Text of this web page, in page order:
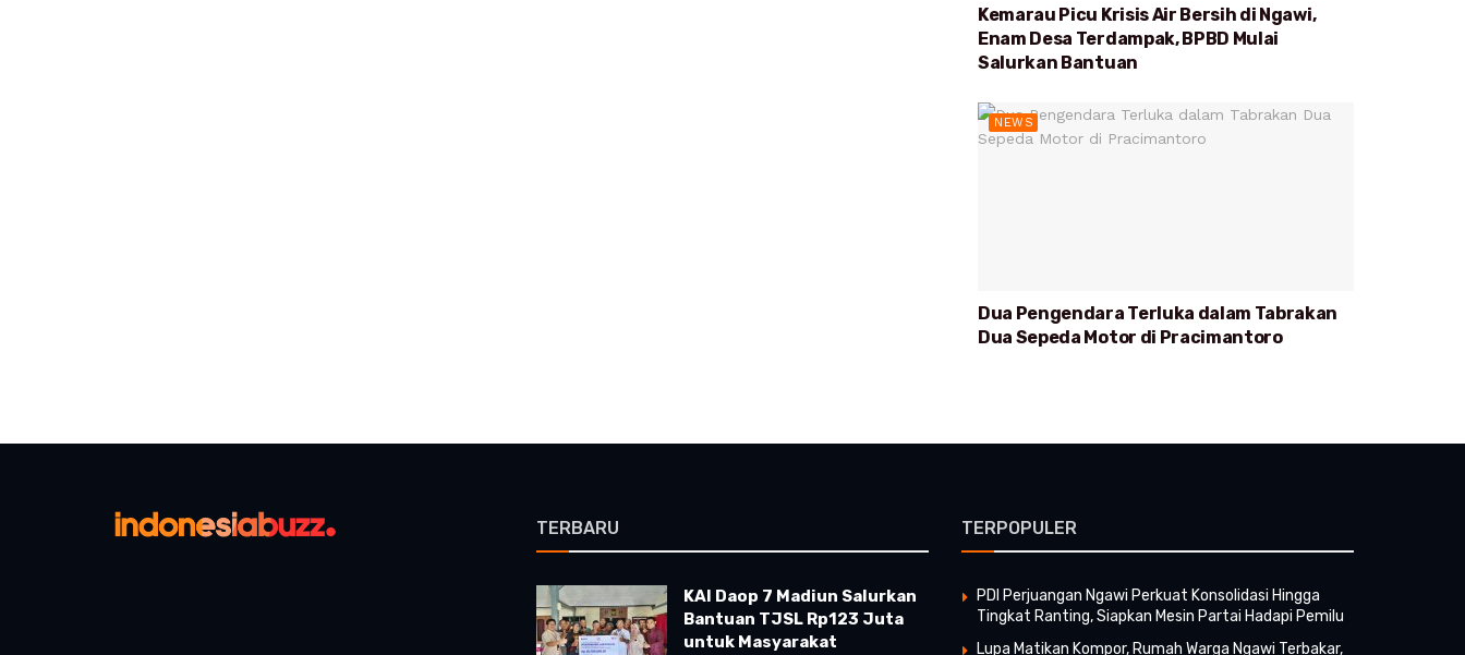
Kemarau Picu Krisis Air Bersih di Ngawi,
Enam Desa Terdampak, BPBD Mulai
Salurkan Bantuan
NEWS
Dua Pengendara Terluka dalam Tabrakan
Dua Sepeda Motor di Pracimantoro
TERBARU
KAI Daop 7 Madiun Salurkan
Bantuan TJSL Rp123 Juta
untuk Masyarakat
TERPOPULER
PDI Perjuangan Ngawi Perkuat Konsolidasi Hingga
Tingkat Ranting, Siapkan Mesin Partai Hadapi Pemilu
Lupa Matikan Kompor, Rumah Warga Ngawi Terbakar,